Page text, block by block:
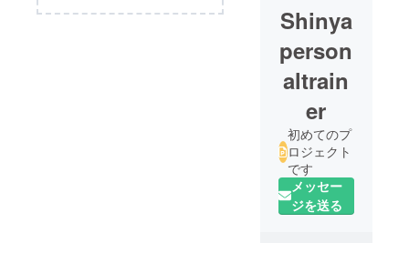
Shinya
person
altrain
er
初めてのプ
ロジェクト
です
メッセー
ジを送る